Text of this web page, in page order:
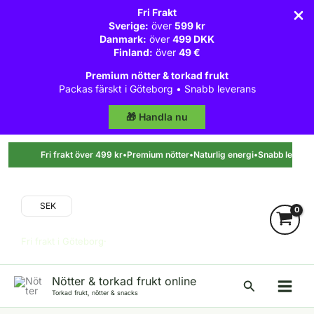
Fri Frakt
Sverige: över 599 kr
Danmark: över 499 DKK
Finland: över 49 €
Premium nötter & torkad frukt
Packas färskt i Göteborg • Snabb leverans
🎁 Handla nu
Hoppa
innehåll
Fri frakt över 499 kr•Premium nötter•Naturlig energi•Snabb leverans
SEK
Fri frakt i Göteborg·
Nötter & torkad frukt online
Torkad frukt, nötter & snacks
Sök